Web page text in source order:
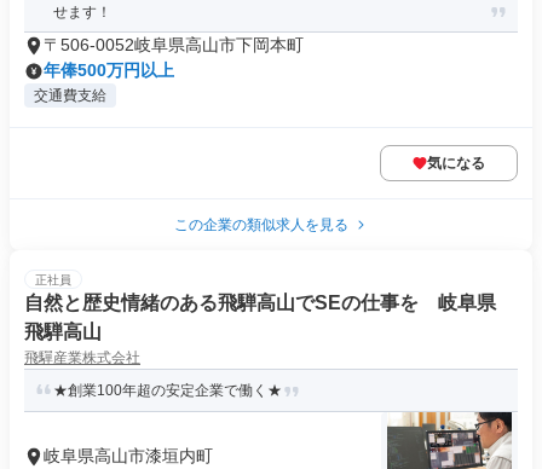
せます！
〒506-0052岐阜県高山市下岡本町
年俸500万円以上
交通費支給
気になる
この企業の類似求人を見る
正社員
自然と歴史情緒のある飛騨高山でSEの仕事を 岐阜県
飛騨高山
飛驒産業株式会社
★創業100年超の安定企業で働く★
岐阜県高山市漆垣内町